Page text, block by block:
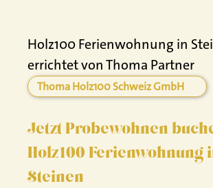
Holz100 Ferienwohnung in
errichtet von Thoma Partner
Thoma Holz100 Schweiz GmbH
Jetzt Probewohnen
Holz100 Ferienwohnung
Steinen